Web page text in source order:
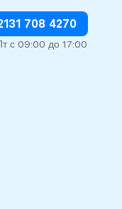
708 4270
с 09:00 до 17:00
дебетование